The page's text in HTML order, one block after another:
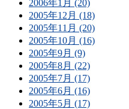
2006年1月 (20)
2005年12月 (18)
2005年11月 (20)
2005年10月 (16)
2005年9月 (9)
2005年8月 (22)
2005年7月 (17)
2005年6月 (16)
2005年5月 (17)